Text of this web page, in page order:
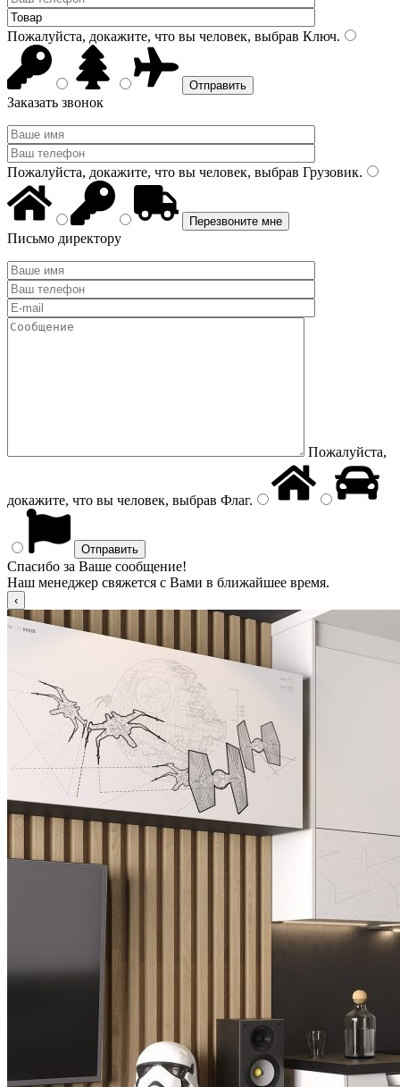
Пожалуйста, докажите, что вы человек, выбрав Ключ.
Заказать звонок
Пожалуйста, докажите, что вы человек, выбрав Грузовик.
Письмо директору
Пожалуйста,
докажите, что вы человек, выбрав Флаг.
Спасибо за Ваше сообщение!
Наш менеджер свяжется с Вами в ближайшее время.